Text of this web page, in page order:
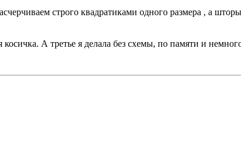
строго квадратиками одного размера , а шторы
А третье я делала без схемы, по памяти и